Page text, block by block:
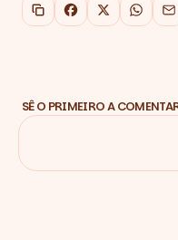
Copiar link
Facebook
X
SÊ O PRIMEIRO A